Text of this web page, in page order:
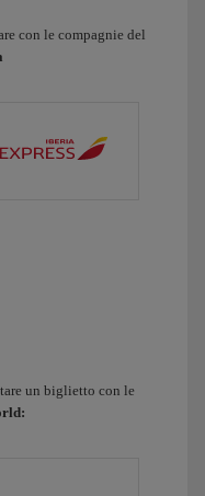
con le compagnie del
un biglietto con le